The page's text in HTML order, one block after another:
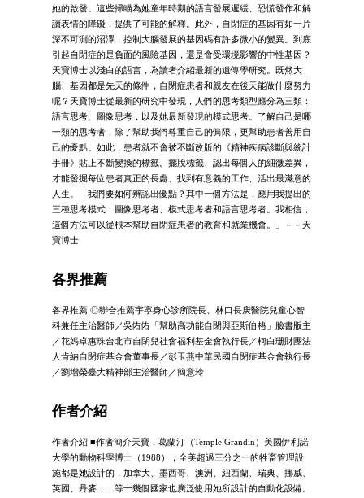
她的啟發。這些掃瞄為她童年時期的語言發展遲緩、恐慌發作和解
讀表情的障礙，提供了可能的解釋。此外，自閉症的基因有如一片
深不可測的沼澤，控制大腦發展的基因碼有許多微小的變異。到底
引起自閉症的是負面的風險基因，還是會受環境影響的中性基因？
天寶博士以淺白的語言，為讀者介紹最新的遺傳學研究。既然大
腦、基因都是先天的條件，自閉症患者和親友在後天能做什麼努力
呢？天寶博士從最新的研究中發現，人們的思考類型應分為三類：
語言思考、圖像思考，以及她最新發現的模式思考。了解自己是哪
一類的思考者，除了幫助我們尊重自己的侷限，更幫助患者善用自
己的優點。如此，患者就不會被不斷改版的《精神疾病診斷與統計
手冊》貼上不斷變換的標籤。擺脫標籤、認出每個人的細微差異，
才能發掘每位患者真正的長處、找到有意義的工作、活出最滿意的
人生。「我們要如何辨認出優點？其中一個方法是，應用我提出的
三種思考模式：圖像思考者、模式思考者和語言思考者。我相信，
這個方法可以從根本幫助自閉症患者的教育和就業機會。」－－天
寶博士
各界推薦
各界推薦 ◎聯合推薦宇寧身心診所院長、林口長庚醫院兒童心智
科兼任主治醫師／吳佑佑「幫助高功能自閉與亞斯伯格」臉書版主
／花媽卓惠珠台北市自閉兒社會福利基金會執行長／柯白珊財團法
人肯納自閉症基金會董事長／彭玉燕中華民國自閉症基金會執行長
／劉增榮臺大精神部主治醫師／簡意玲
作者介紹
作者介紹 ■作者簡介天寶．葛蘭汀（Temple Grandin）美國伊利諾
大學的動物科學博士（1988），全美超過三分之一的牲畜管理設
施都是她設計的，加拿大、墨西哥、澳洲、紐西蘭、瑞典、挪威、
英國、丹麥……等十幾個國家也廣泛使用她所設計的自動化設備。